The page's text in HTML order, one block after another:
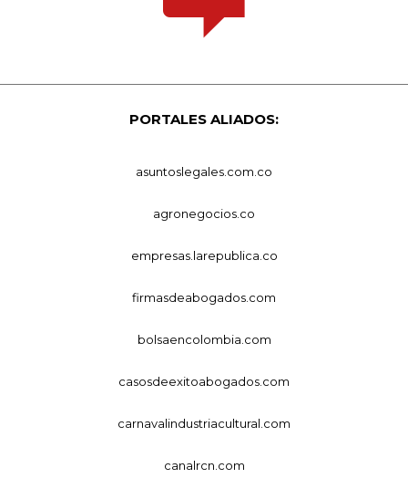
PORTALES ALIADOS:
asuntoslegales.com.co
agronegocios.co
empresas.larepublica.co
firmasdeabogados.com
bolsaencolombia.com
casosdeexitoabogados.com
carnavalindustriacultural.com
canalrcn.com